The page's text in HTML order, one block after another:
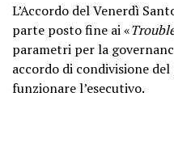
L’Accordo del Venerdì
parte posto fine ai «
parametri per la
accordo di condivisione
funzionare l’esecutivo.